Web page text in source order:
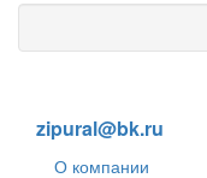
zipural@bk.ru
О компании